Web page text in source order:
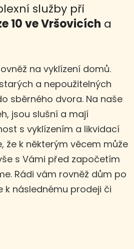
služby při
10 ve Vršovicích a
na vyklízení domů.
a nepoužitelných
sběrného dvora. Na naše
jsou slušní a mají
s vyklízením a likvidací
že k některým věcem může
s Vámi před započetím
Rádi vám rovněž dům po
k následnému prodeji či